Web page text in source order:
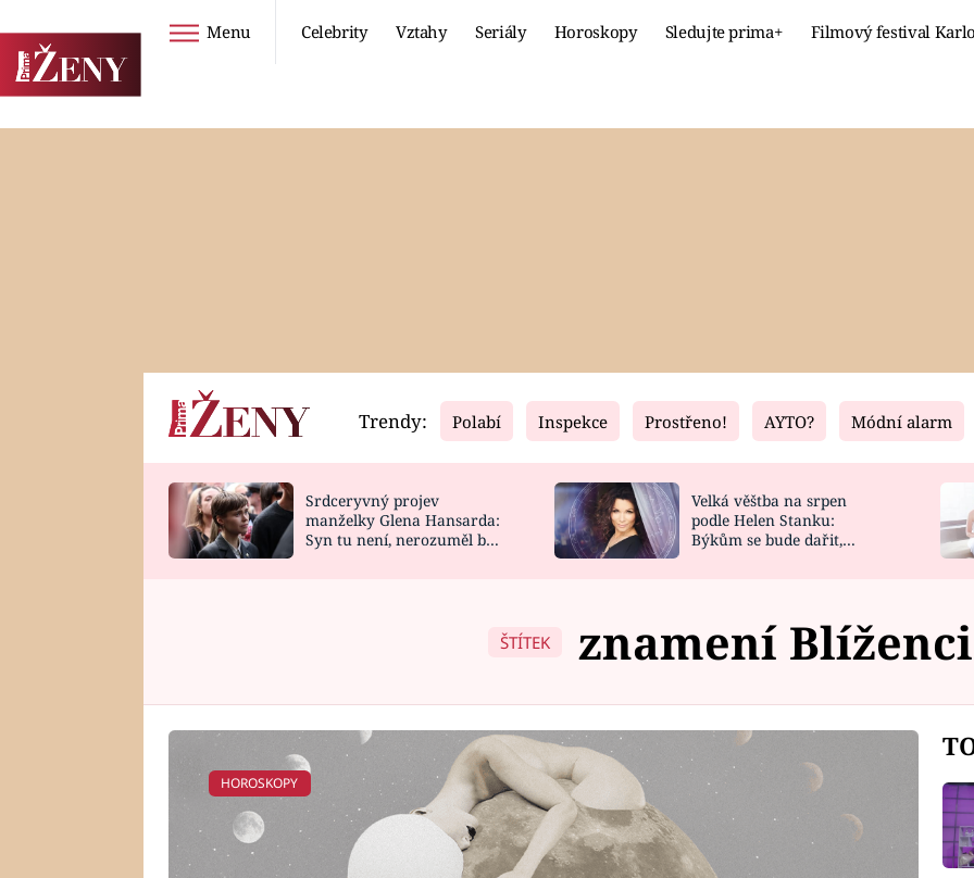
Menu Celebrity Vztahy Seriály Horoskopy Sledujte prima+ Filmový festival
Horoskopy
HOROSKOP NA
Video
CELEBRITY
VAŘENÍ
Fresh
NOVINKY
VIDEORECEPTY
Living
DESIGN
Trendy: Polabí Inspekce Prostřeno! AYTO? Módní alarm
Srdceryvný projev
manželky Glena Hansarda:
Syn tu není, nerozuměl by
Velká věštba na srpen
podle Helen Stanku:
Býkům se bude dařit,
ŠTÍTEK znamení Blíženci
HOROSKOPY